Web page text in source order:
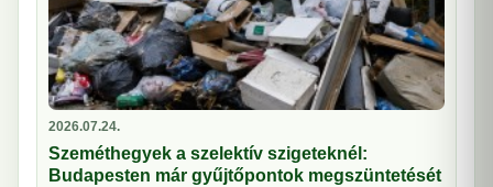
2026.07.24.
Szeméthegyek a szelektív szigeteknél:
Budapesten már gyűjtőpontok megszüntetését